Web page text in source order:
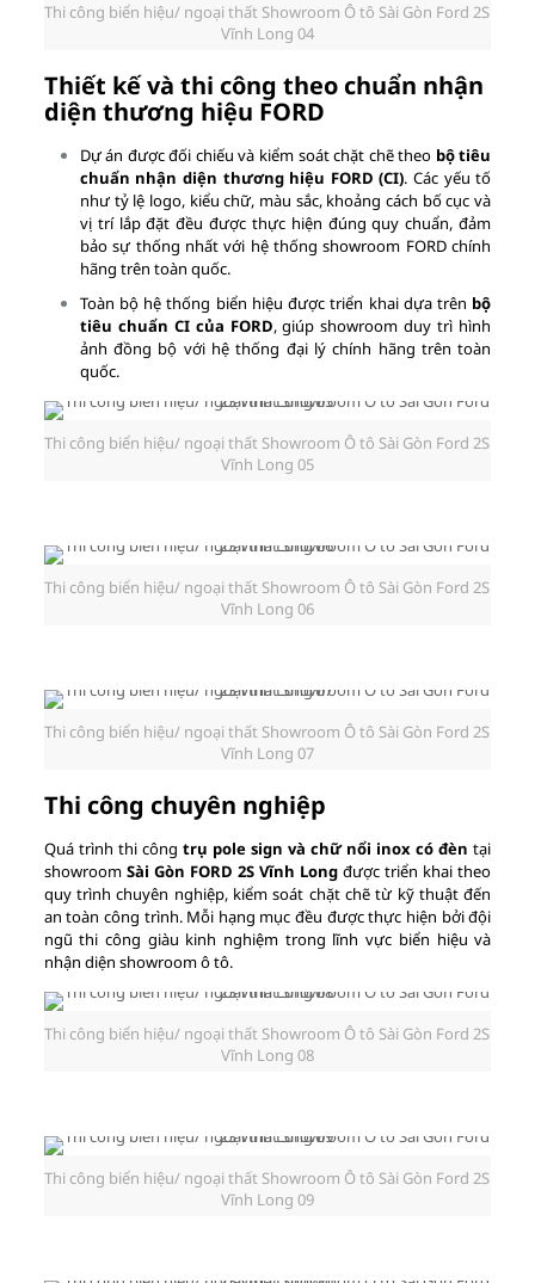
Thi công biển hiệu/ ngoại thất Showroom Ô tô Sài Gòn Ford 2S
Vĩnh Long 04
Thiết kế và thi công theo chuẩn nhận
diện thương hiệu FORD
Dự án được đối chiếu và kiểm soát chặt chẽ theo bộ tiêu
chuẩn nhận diện thương hiệu FORD (CI). Các yếu tố
như tỷ lệ logo, kiểu chữ, màu sắc, khoảng cách bố cục và
vị trí lắp đặt đều được thực hiện đúng quy chuẩn, đảm
bảo sự thống nhất với hệ thống showroom FORD chính
hãng trên toàn quốc.
Toàn bộ hệ thống biển hiệu được triển khai dựa trên bộ
tiêu chuẩn CI của FORD, giúp showroom duy trì hình
ảnh đồng bộ với hệ thống đại lý chính hãng trên toàn
quốc.
Thi công biển hiệu/ ngoại thất Showroom Ô tô Sài Gòn Ford 2S
Vĩnh Long 05
Thi công biển hiệu/ ngoại thất Showroom Ô tô Sài Gòn Ford 2S
Vĩnh Long 06
Thi công biển hiệu/ ngoại thất Showroom Ô tô Sài Gòn Ford 2S
Vĩnh Long 07
Thi công chuyên nghiệp
Quá trình thi công trụ pole sign và chữ nổi inox có đèn tại
showroom Sài Gòn FORD 2S Vĩnh Long được triển khai theo
quy trình chuyên nghiệp, kiểm soát chặt chẽ từ kỹ thuật đến
an toàn công trình. Mỗi hạng mục đều được thực hiện bởi đội
ngũ thi công giàu kinh nghiệm trong lĩnh vực biển hiệu và
nhận diện showroom ô tô.
Thi công biển hiệu/ ngoại thất Showroom Ô tô Sài Gòn Ford 2S
Vĩnh Long 08
Thi công biển hiệu/ ngoại thất Showroom Ô tô Sài Gòn Ford 2S
Vĩnh Long 09